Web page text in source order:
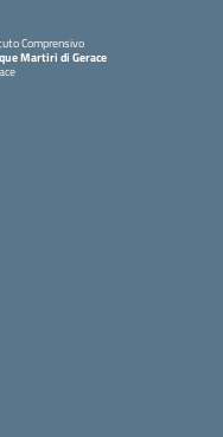
Comprensivo
Martiri di Gerace